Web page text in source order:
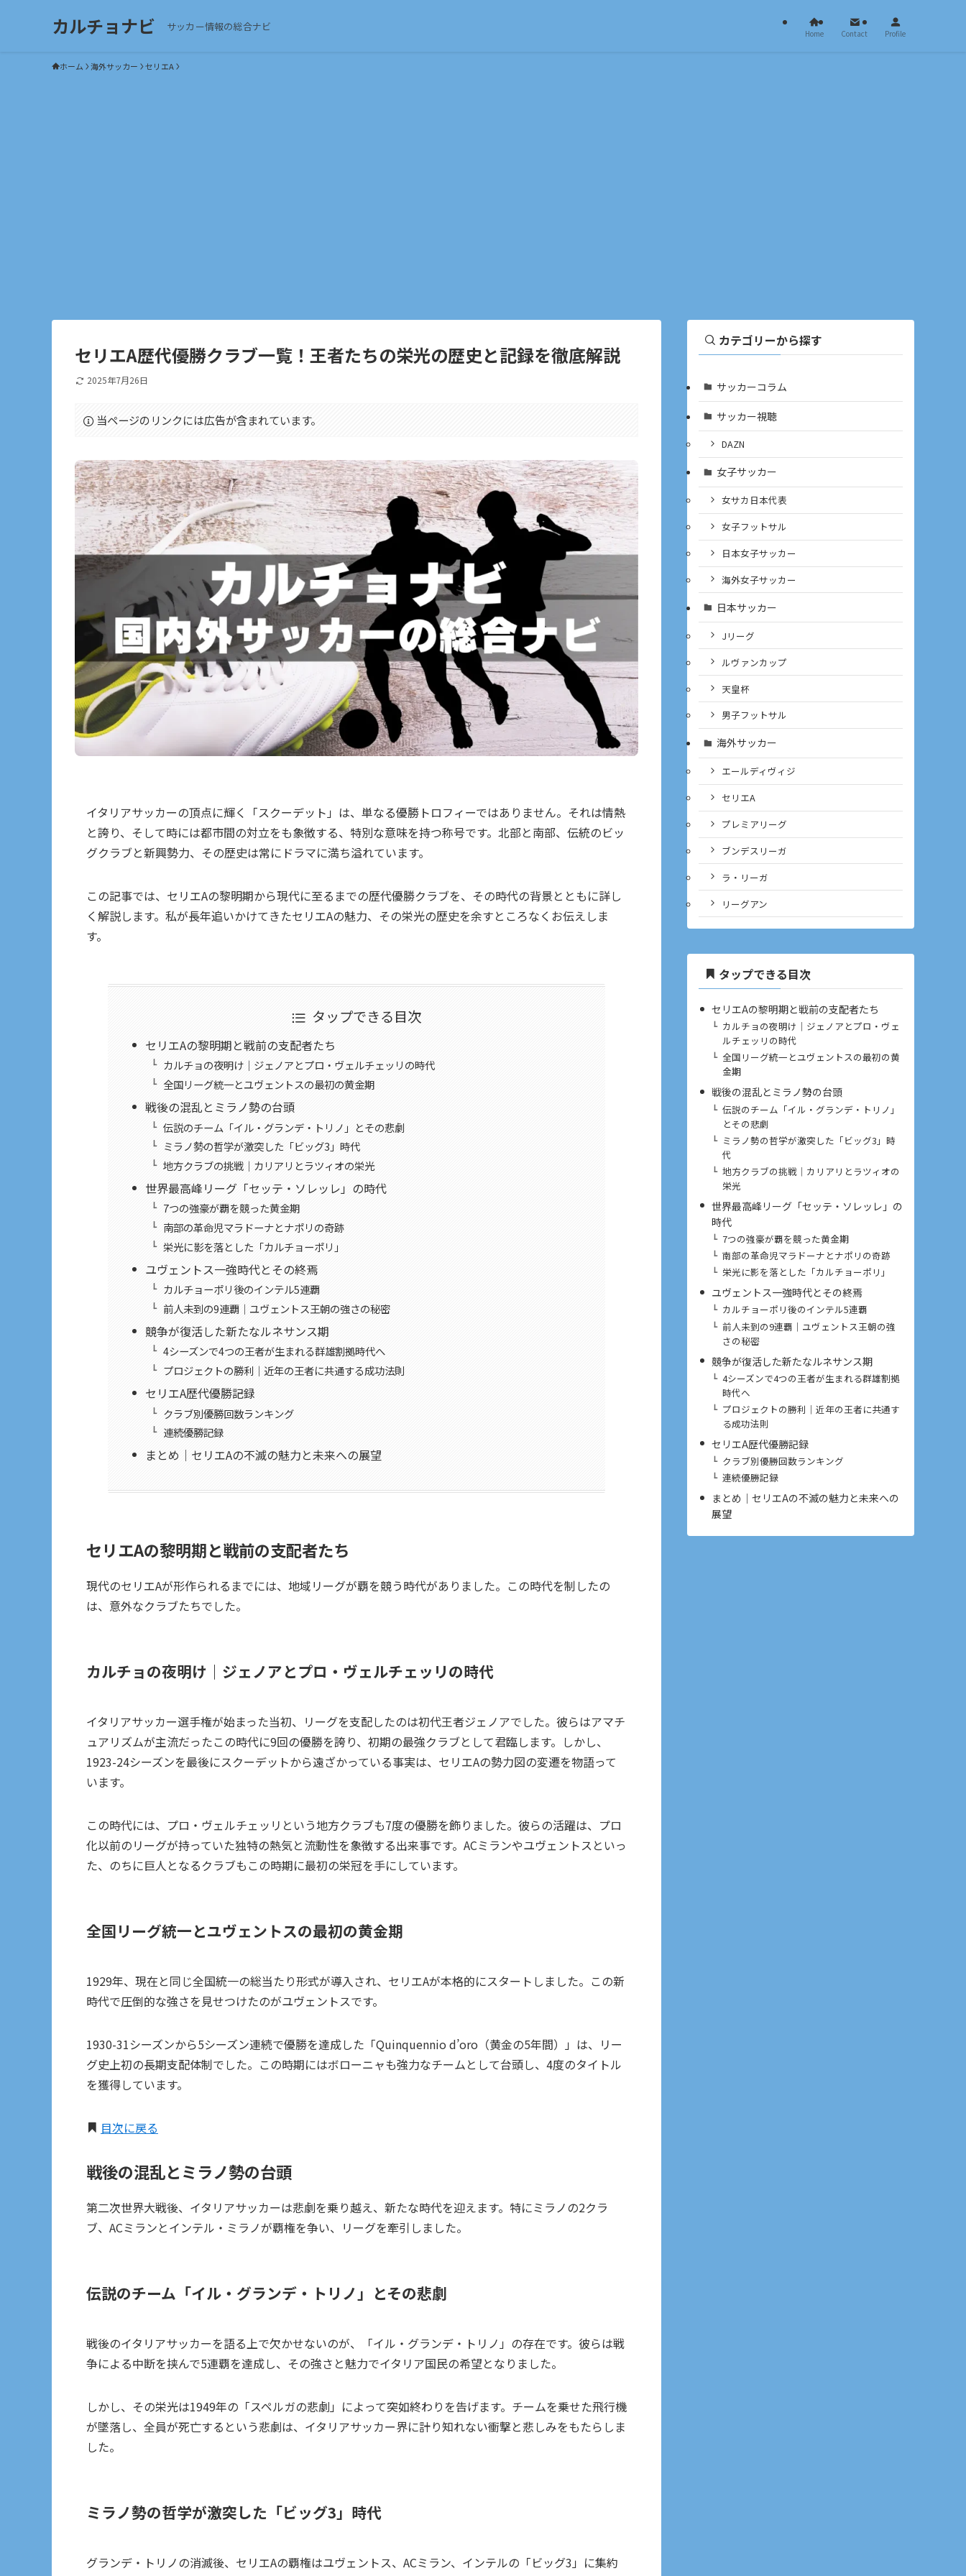
カルチョナビ サッカー情報の総合ナビ
Home Contact Profile
ホーム 海外サッカー セリエA
セリエA歴代優勝クラブ一覧！王者たちの栄光の歴史と記録を徹底解説
2025年7月26日
当ページのリンクには広告が含まれています。
イタリアサッカーの頂点に輝く「スクーデット」は、単なる優勝トロフィーではありません。それは情熱
と誇り、そして時には都市間の対立をも象徴する、特別な意味を持つ称号です。北部と南部、伝統のビッ
グクラブと新興勢力、その歴史は常にドラマに満ち溢れています。
この記事では、セリエAの黎明期から現代に至るまでの歴代優勝クラブを、その時代の背景とともに詳し
く解説します。私が長年追いかけてきたセリエAの魅力、その栄光の歴史を余すところなくお伝えしま
す。
タップできる目次
セリエAの黎明期と戦前の支配者たち
カルチョの夜明け｜ジェノアとプロ・ヴェルチェッリの時代
全国リーグ統一とユヴェントスの最初の黄金期
戦後の混乱とミラノ勢の台頭
伝説のチーム「イル・グランデ・トリノ」とその悲劇
ミラノ勢の哲学が激突した「ビッグ3」時代
地方クラブの挑戦｜カリアリとラツィオの栄光
世界最高峰リーグ「セッテ・ソレッレ」の時代
7つの強豪が覇を競った黄金期
南部の革命児マラドーナとナポリの奇跡
栄光に影を落とした「カルチョーポリ」
ユヴェントス一強時代とその終焉
カルチョーポリ後のインテル5連覇
前人未到の9連覇｜ユヴェントス王朝の強さの秘密
競争が復活した新たなルネサンス期
4シーズンで4つの王者が生まれる群雄割拠時代へ
プロジェクトの勝利｜近年の王者に共通する成功法則
セリエA歴代優勝記録
クラブ別優勝回数ランキング
連続優勝記録
まとめ｜セリエAの不滅の魅力と未来への展望
セリエAの黎明期と戦前の支配者たち
現代のセリエAが形作られるまでには、地域リーグが覇を競う時代がありました。この時代を制したの
は、意外なクラブたちでした。
カルチョの夜明け｜ジェノアとプロ・ヴェルチェッリの時代
イタリアサッカー選手権が始まった当初、リーグを支配したのは初代王者ジェノアでした。彼らはアマチ
ュアリズムが主流だったこの時代に9回の優勝を誇り、初期の最強クラブとして君臨します。しかし、
1923-24シーズンを最後にスクーデットから遠ざかっている事実は、セリエAの勢力図の変遷を物語って
います。
この時代には、プロ・ヴェルチェッリという地方クラブも7度の優勝を飾りました。彼らの活躍は、プロ
化以前のリーグが持っていた独特の熱気と流動性を象徴する出来事です。ACミランやユヴェントスといっ
た、のちに巨人となるクラブもこの時期に最初の栄冠を手にしています。
全国リーグ統一とユヴェントスの最初の黄金期
1929年、現在と同じ全国統一の総当たり形式が導入され、セリエAが本格的にスタートしました。この新
時代で圧倒的な強さを見せつけたのがユヴェントスです。
1930-31シーズンから5シーズン連続で優勝を達成した「Quinquennio d’oro（黄金の5年間）」は、リー
グ史上初の長期支配体制でした。この時期にはボローニャも強力なチームとして台頭し、4度のタイトル
を獲得しています。
目次に戻る
戦後の混乱とミラノ勢の台頭
第二次世界大戦後、イタリアサッカーは悲劇を乗り越え、新たな時代を迎えます。特にミラノの2クラ
ブ、ACミランとインテル・ミラノが覇権を争い、リーグを牽引しました。
伝説のチーム「イル・グランデ・トリノ」とその悲劇
戦後のイタリアサッカーを語る上で欠かせないのが、「イル・グランデ・トリノ」の存在です。彼らは戦
争による中断を挟んで5連覇を達成し、その強さと魅力でイタリア国民の希望となりました。
しかし、その栄光は1949年の「スペルガの悲劇」によって突如終わりを告げます。チームを乗せた飛行機
が墜落し、全員が死亡するという悲劇は、イタリアサッカー界に計り知れない衝撃と悲しみをもたらしま
した。
ミラノ勢の哲学が激突した「ビッグ3」時代
グランデ・トリノの消滅後、セリエAの覇権はユヴェントス、ACミラン、インテルの「ビッグ3」に集約
カテゴリーから探す
サッカーコラム
サッカー視聴
DAZN
女子サッカー
女サカ日本代表
女子フットサル
日本女子サッカー
海外女子サッカー
日本サッカー
Jリーグ
ルヴァンカップ
天皇杯
男子フットサル
海外サッカー
エールディヴィジ
セリエA
プレミアリーグ
ブンデスリーガ
ラ・リーガ
リーグアン
タップできる目次
セリエAの黎明期と戦前の支配者たち
カルチョの夜明け｜ジェノアとプロ・ヴェ
ルチェッリの時代
全国リーグ統一とユヴェントスの最初の黄
金期
戦後の混乱とミラノ勢の台頭
伝説のチーム「イル・グランデ・トリノ」
とその悲劇
ミラノ勢の哲学が激突した「ビッグ3」時
代
地方クラブの挑戦｜カリアリとラツィオの
栄光
世界最高峰リーグ「セッテ・ソレッレ」の
時代
7つの強豪が覇を競った黄金期
南部の革命児マラドーナとナポリの奇跡
栄光に影を落とした「カルチョーポリ」
ユヴェントス一強時代とその終焉
カルチョーポリ後のインテル5連覇
前人未到の9連覇｜ユヴェントス王朝の強
さの秘密
競争が復活した新たなルネサンス期
4シーズンで4つの王者が生まれる群雄割拠
時代へ
プロジェクトの勝利｜近年の王者に共通す
る成功法則
セリエA歴代優勝記録
クラブ別優勝回数ランキング
連続優勝記録
まとめ｜セリエAの不滅の魅力と未来への
展望